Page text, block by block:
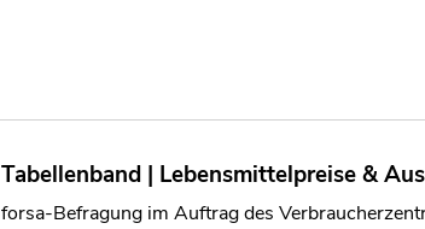
Tabellenband | Lebensmittelpreise &
forsa-Befragung im Auftrag des